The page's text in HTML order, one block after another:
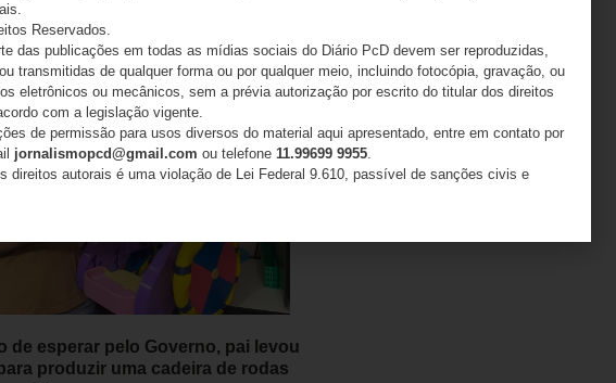
de esperar pelo Governo, pai levou
produzir uma cadeira de rodas
Reservados.
das publicações em todas as mídias sociais do Diário PcD devem ser reproduzidas,
transmitidas de qualquer forma ou por qualquer meio, incluindo fotocópia, gravação, ou
eletrônicos ou mecânicos, sem a prévia autorização por escrito do titular dos direitos
com a legislação vigente.
de permissão para usos diversos do material aqui apresentado, entre em contato por
jornalismopcd@gmail.com ou telefone 11.99699 9955.
direitos autorais é uma violação de Lei Federal 9.610, passível de sanções civis e